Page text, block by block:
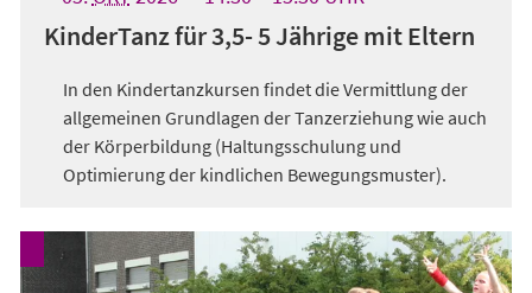
KinderTanz für 3,5- 5 Jährige mit Eltern
In den Kindertanzkursen findet die Vermittlung der
allgemeinen Grundlagen der Tanzerziehung wie auch
der Körperbildung (Haltungsschulung und
Optimierung der kindlichen Bewegungsmuster).